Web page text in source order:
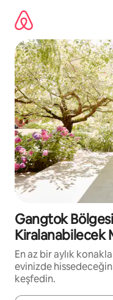
Gangtok
Kiralanabilecek
En az bir aylık
evinizde
keşfedin.